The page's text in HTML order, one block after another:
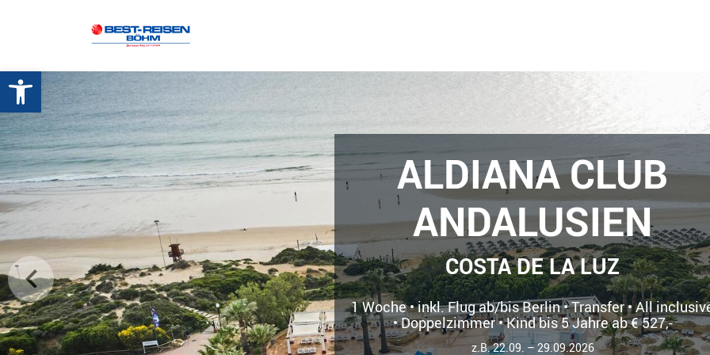
Werkzeugleiste öffnen
ALDIANA CLUB
ANDALUSIEN
COSTA DE LA LUZ
1 Woche • inkl. Flug ab/bis Berlin • Transfer • All
• Doppelzimmer • Kind bis 5 Jahre ab € 527,-
z.B. 22.09. – 29.09.2026